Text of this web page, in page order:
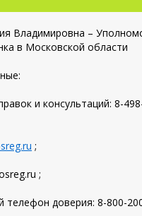
Владимировна –
в Московской области
и консультаций: 8-
;
;
телефон доверия: 8-800-